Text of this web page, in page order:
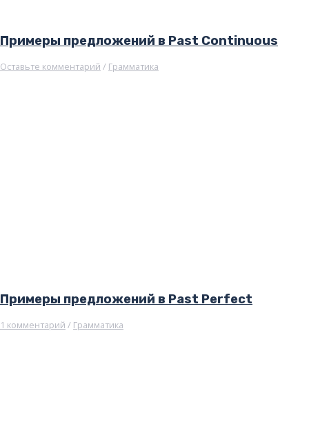
Примеры предложений в Past Continuous
Оставьте комментарий / Грамматика
Примеры предложений в Past Perfect
1 комментарий / Грамматика